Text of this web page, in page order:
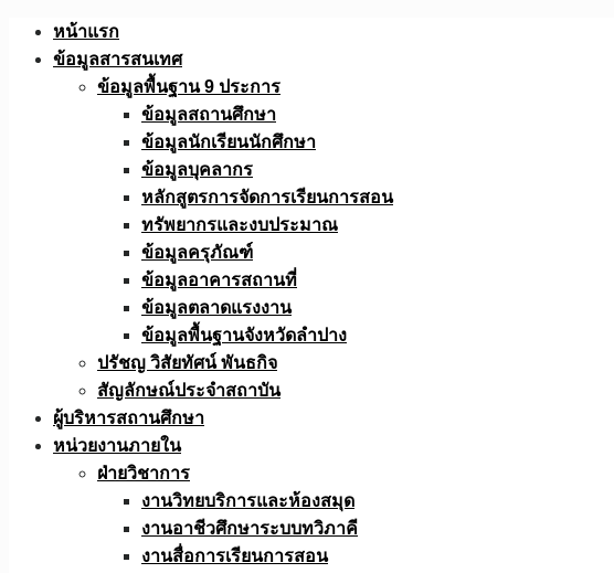
Skip
หน้าแรก
ข้อมูลสารสนเทศ
ข้อมูลพื้นฐาน 9 ประการ
ข้อมูลสถานศึกษา
ข้อมูลนักเรียนนักศึกษา
ข้อมูลบุคลากร
หลักสูตรการจัดการเรียนการสอน
ทรัพยากรและงบประมาณ
ข้อมูลครุภัณฑ์
ข้อมูลอาคารสถานที่
ข้อมูลตลาดแรงงาน
ข้อมูลพื้นฐานจังหวัดลำปาง
ปรัชญ วิสัยทัศน์ พันธกิจ
สัญลักษณ์ประจำสถาบัน
ผู้บริหารสถานศึกษา
หน่วยงานภายใน
ฝ่ายวิชาการ
งานวิทยบริการและห้องสมุด
งานอาชีวศึกษาระบบทวิภาคี
งานสื่อการเรียนการสอน